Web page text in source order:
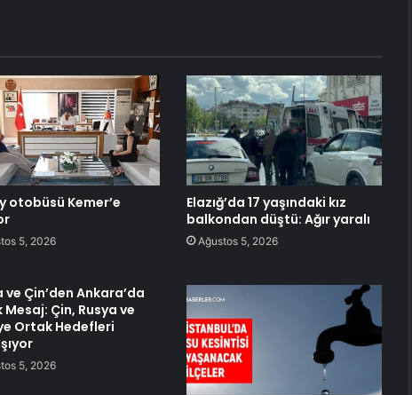
otobüsü Kemer’e
5, 2026
Elazığ’da 17 yaşındaki kız
balkondan düştü: Ağır yaralı
Ağustos 5, 2026
ve Çin’den Ankara’da
Çin, Rusya ve
Ortak Hedefleri
5, 2026